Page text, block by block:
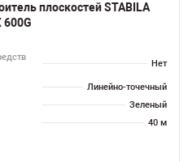
плоскостей STABILA
600G
Нет
Линейно-точечный
Зеленый
40 м